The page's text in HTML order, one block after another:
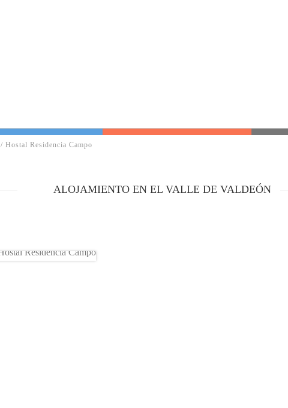
/ Hostal Residencia Campo
ALOJAMIENTO EN EL VALLE DE VALDEÓN